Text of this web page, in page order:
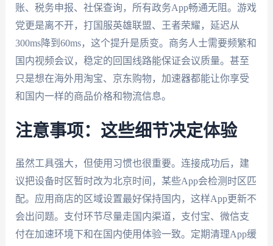
账、税务申报、社保查询，所有政务App畅通无阻。游戏
党更是离不开，打国服英雄联盟、王者荣耀，延迟从
300ms降到60ms，这个提升是质变。商务人士需要频繁和
国内视频会议，稳定的回国线路能保证会议质量。甚至
只是想在海外用淘宝、京东购物，加速器都能让你享受
和国内一样的商品价格和物流信息。
注意事项：这些细节决定体验
虽然工具强大，但使用习惯也很重要。连接成功后，建
议把设备时区暂时改为北京时间，某些App会检测时区匹
配。应用商店的区域设置最好保持国内，这样App更新不
会出问题。支付环节尽量走国内渠道，支付宝、微信支
付在加速环境下和在国内使用体验一致。定期清理App缓